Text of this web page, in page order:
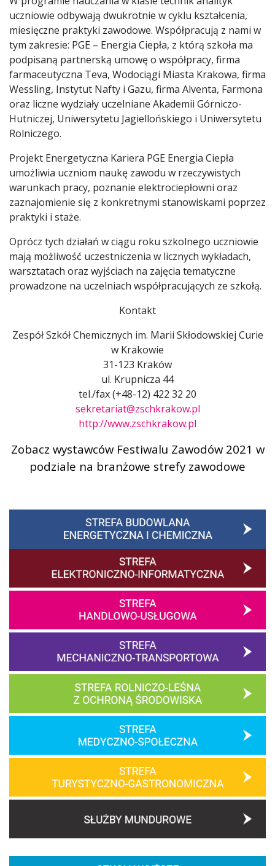
uczniowie odbywają dwukrotnie w cyklu kształcenia,
miesięczne praktyki zawodowe. Współpracują z nami w
tym zakresie: PGE – Energia Ciepła, z którą szkoła ma
podpisaną partnerską umowę o współpracy, firma
farmaceutyczna Teva, Wodociągi Miasta Krakowa, firma
Wessling, Instytut Nafty i Gazu, firma Alventa, Farmona
oraz liczne wydziały uczelniane Akademii Górniczo-
Hutniczej, Uniwersytetu Jagiellońskiego i Uniwersytetu
Rolniczego.
Projekt Energetyczna Kariera PGE Energia Ciepła
umożliwia uczniom naukę zawodu w rzeczywistych
warunkach pracy, poznanie elektrociepłowni oraz
zaznajomienie się z konkretnymi stanowiskami poprzez
praktyki i staże.
Oprócz tych działań w ciągu roku szkolnego uczniowie
mają możliwość uczestniczenia w licznych wykładach,
warsztatach oraz wyjściach na zajęcia tematyczne
prowadzone na uczelniach współpracujących ze szkołą.
Kontakt
Zespół Szkół Chemicznych im. Marii Skłodowskiej Curie
w Krakowie
31-123 Kraków
ul. Krupnicza 44
tel./fax (+48-12) 422 32 20
sekretariat@zschkrakow.pl
http://www.zschkrakow.pl
Zobacz wystawców Festiwalu Zawodów 2021 w
podziale na branżowe strefy zawodowe